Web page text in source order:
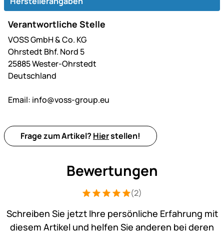
Verantwortliche Stelle
VOSS GmbH & Co. KG
Ohrstedt Bhf. Nord 5
25885 Wester-Ohrstedt
Deutschland
Email: info@voss-group.eu
Frage zum Artikel? Hierstellen!
Bewertungen
Bewertung: 5 von 5 (2 Bewertungen)
2 Bewertungen
(2)
Schreiben Sie jetzt Ihre persönliche Erfahrung mit
diesem Artikel und helfen Sie anderen bei deren